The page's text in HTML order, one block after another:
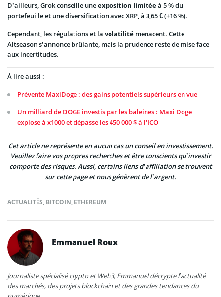
D’ailleurs, Grok conseille uneexposition limitéeà 5 % du
portefeuille et une diversification avec XRP, à 3,65 € (+16 %).
Cependant, les régulations et la volatilité menacent. Cette
Altseason s’annonce brûlante, mais la prudence reste de mise face
aux incertitudes.
À lire aussi :
Prévente MaxiDoge : des gains potentiels supérieurs en vue
Un milliard de DOGE investis par les baleines : Maxi Doge
explose à x1000 et dépasse les 450 000 $ à l’ICO
Cet article ne représente en aucun cas un conseil en investissement.
Veuillez faire vos propres recherches et être conscients qu’investir
comporte des risques. Aussi, certains liens d’affiliation se trouvent
sur cette page et nous génèrent de l’argent.
ACTUALITÉS, BITCOIN, ETHEREUM
Emmanuel Roux
Journaliste spécialisé crypto et Web3, Emmanuel décrypte l’actualité
des marchés, des projets blockchain et des grandes tendances du